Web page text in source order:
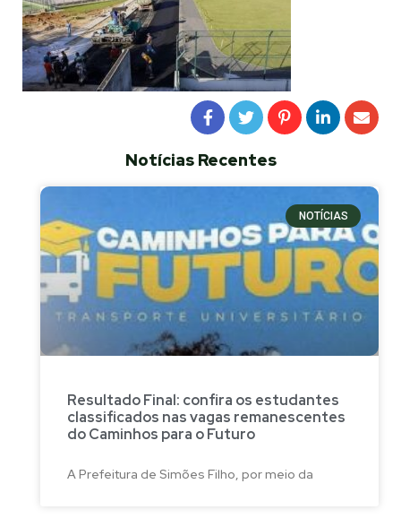
Notícias Recentes
NOTÍCIAS
Resultado Final: confira os estudantes
classificados nas vagas remanescentes
do Caminhos para o Futuro
A Prefeitura de Simões Filho, por meio da